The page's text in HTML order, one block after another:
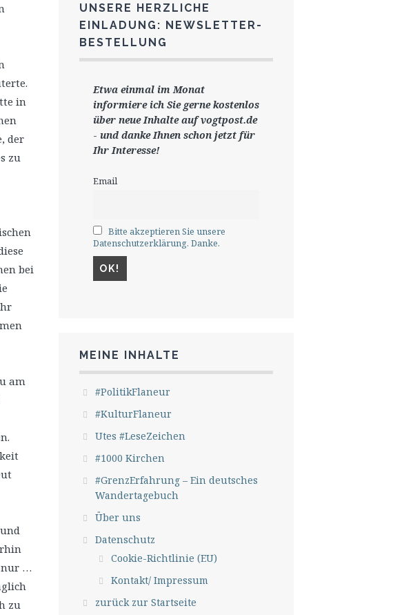
in
der
zu
bei
am
nur …
zu
UNSERE HERZLICHE
EINLADUNG: NEWSLETTER-
BESTELLUNG
Etwa einmal im Monat
informiere ich Sie gernekostenlos
über neue Inhalte auf vogtpost.de
- und danke Ihnen schon jetzt für
Ihr Interesse!
Email
Bitte akzeptieren Sie unsere
Datenschutzerklärung. Danke.
MEINE INHALTE
#PolitikFlaneur
#KulturFlaneur
Utes #LeseZeichen
#1000 Kirchen
#GrenzErfahrung – Ein deutsches
Wandertagebuch
Über uns
Datenschutz
Cookie-Richtlinie (EU)
Kontakt/ Impressum
zurück zur Startseite